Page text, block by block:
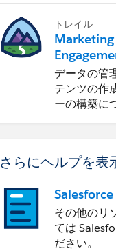
トレイル
ースする
データの管
テンツの作
ーの構築に
さらにヘルプを表
その他のリ
ては
ださい。